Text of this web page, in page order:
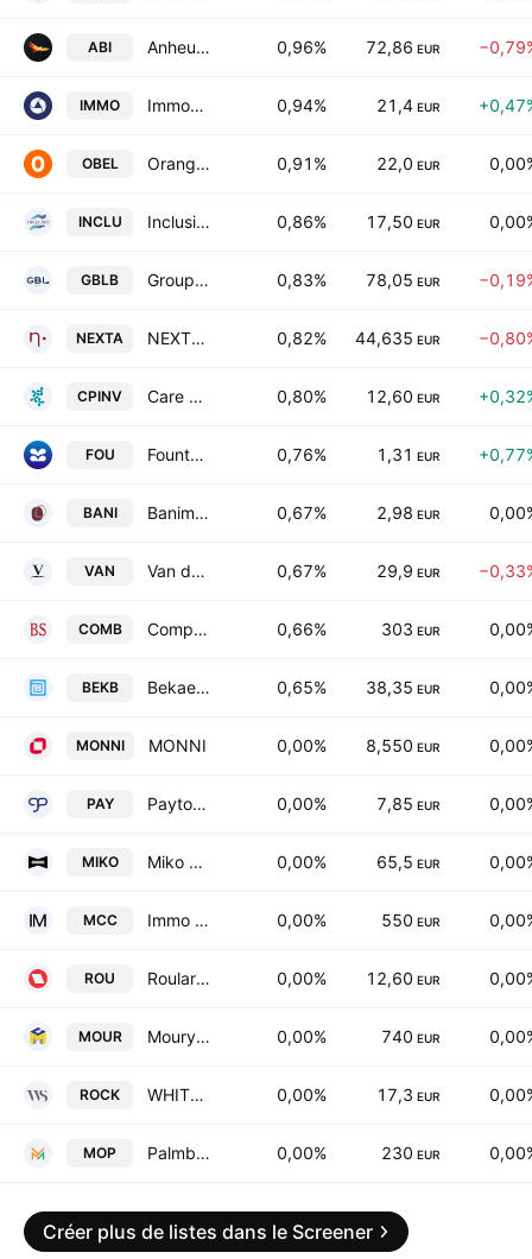
ABI Anheuser-Busch InBev SA/NV 0,96% 72,86 EUR
IMMO Immobel SA 0,94% 21,4 EUR
OBEL Orange Belgium SA 0,91% 22,0 EUR
INCLU Inclusio SA 0,86% 17,50 EUR
GBLB Groupe Bruxelles Lambert SA 0,83% 78,05 EUR
NEXTA NEXTENSA 0,82% 44,635 EUR
CPINV Care Property Invest SA 0,80% 12,60 EUR
FOU Fountain SA 0,76% 1,31 EUR
BANI Banimmo SA 0,67% 2,98 EUR
VAN Van de Velde NV 0,67% 29,9 EUR
COMB Compagnie du Bois Sauvage SA 0,66% 303 EUR
BEKB Bekaert SA 0,65% 38,35 EUR
MONNI MONNI 0,00% 8,550 EUR
PAY Payton Planar Magnetics Ltd. 0,00% 7,85 EUR
MIKO Miko NV 0,00% 65,5 EUR
MCC Immo Mechelen City Center NV 0,00% 550 EUR
ROU Roularta Media Group NV 0,00% 12,60 EUR
MOUR Moury Construct SA 0,00% 740 EUR
ROCK WHITESTONE GROUP 0,00% 17,3 EUR
MOP Palmboomen Cultuur Maatschappij Mopoli (Palmeraies de Mopoli) NV 0,00% 230 EUR
Créer plus de listes dans le Screener